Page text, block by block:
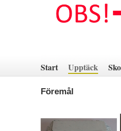
innehåll
Start Upptäck
Föremål